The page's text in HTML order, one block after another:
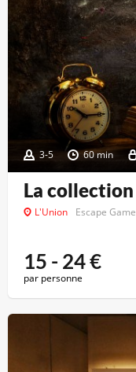
3-5 60 min
La collection
L'Union Escape Game
15 - 24€
par personne